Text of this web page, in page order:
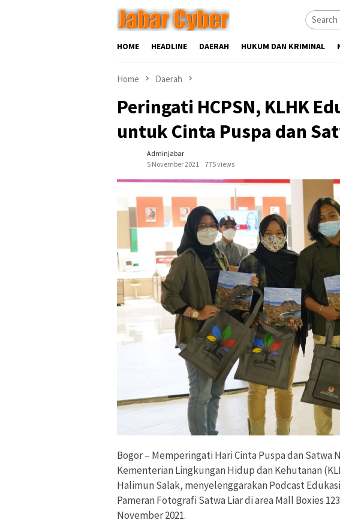
HOME HEADLINE DAERAH HUKUM DAN KRIMINAL
Home Daerah
Peringati HCPSN, KLHK
untuk Cinta Puspa dan
Adminjabar
5 November 2021
775 views
Bogor – Memperingati Hari Cinta Puspa dan Satwa
Kementerian Lingkungan Hidup dan Kehutanan
Halimun Salak, menyelenggarakan Podcast
Pameran Fotografi Satwa Liar di area Mall Boxies
November 2021.